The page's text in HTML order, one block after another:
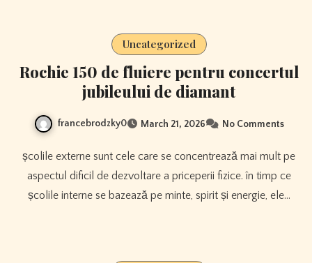
Uncategorized
Rochie 150 de fluiere pentru concertul
jubileului de diamant
francebrodzky0 March 21, 2026 No Comments
școlile externe sunt cele care se concentrează mai mult pe
aspectul dificil de dezvoltare a priceperii fizice. în timp ce
școlile interne se bazează pe minte, spirit și energie, ele…